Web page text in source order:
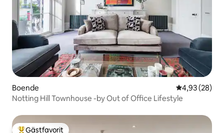
Boende 4,93 av 5 i
4,93 (28)
Notting Hill Townhouse -by Out of Office Lifestyle
Gästfavorit